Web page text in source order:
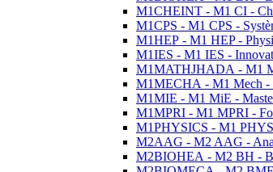
M1CHEINT - M1 CI -
M1CPS - M1 CPS -
M1HEP - M1 HEP -
M1IES - M1 IES -
M1MATHJHADA - M1
M1MECHA - M1 Mech -
M1MIE - M1 MiE -
M1MPRI - M1 MPRI -
M1PHYSICS - M1
M2AAG - M2 AAG -
M2BIOHEA - M2 BH -